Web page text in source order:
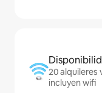
20 alquileres
incluyen wifi